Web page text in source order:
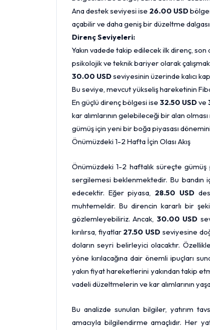
Ana destek seviyesi ise 26.00 USD
açabilir ve daha geniş bir düzeltme
Direnç Seviyeleri:
Yakın vadede takip edilecek ilk direnç,
psikolojik ve teknik bariyer olarak
30.00 USDseviyesinin üzerinde kalıcı
Bu seviye, mevcut yükseliş hareketinin
En güçlü direnç bölgesi ise 32.50 USDve
kar alımlarının gelebileceği bir alan
gümüş için yeni bir boğa piyasası
Önümüzdeki 1-2 Hafta İçin Olası Akış
Önümüzdeki 1-2 haftalık süreçte gümüş
sergilemesi beklenmektedir. Bu bandın
edecektir. Eğer piyasa, 28.50 USD
muhtemeldir. Bu direncin kararlı bir
gözlemleyebiliriz. Ancak, 30.00 USD
kırılırsa, fiyatlar 27.50 USD seviyesine
doların seyri belirleyici olacaktır.
yöne kırılacağına dair önemli ipuçları
yakın fiyat hareketlerini yakından takip
vadeli düzeltmelerin ve kar alımlarının
Bu analizde sunulan bilgiler, yatırım
amacıyla bilgilendirme amaçlıdır. Her